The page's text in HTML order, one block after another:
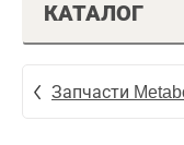
КАТАЛОГ
Запчасти